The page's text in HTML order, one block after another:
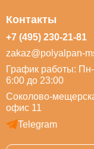
Контакты
+7 (495) 230-21-81
zakaz@polyalpan-
График работы:
6:00 до 23:00
Соколово-
офис 11
Telegram